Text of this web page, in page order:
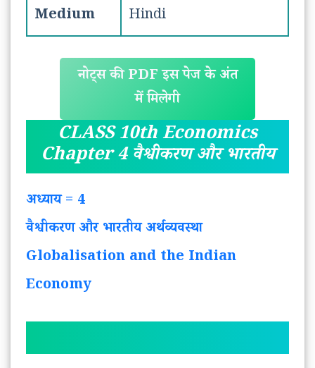
Medium
Hindi
नोट्स की PDF इस पेज के अंत
में मिलेगी
CLASS 10th Economics
Chapter 4 वैश्वीकरण और भारतीय
अध्याय = 4
वैश्वीकरण और भारतीय अर्थव्यवस्था
Globalisation and the Indian
Economy